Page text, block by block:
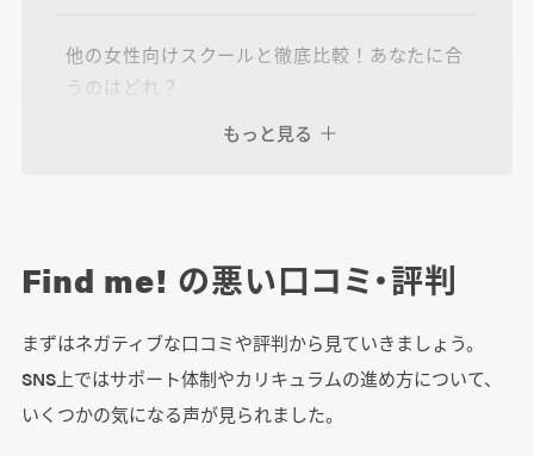
他の女性向けスクールと徹底比較！あなたに合
うのはどれ？
Find me! はこんな人におすすめ
1.公式サイトから無料説明会を予約
2.入会手続き・プラン選択
3.学習スタート
もっと見る
Find me! の悪い口コミ・評判
まずはネガティブな口コミや評判から見ていきましょう。
SNS上ではサポート体制やカリキュラムの進め方について、
いくつかの気になる声が見られました。